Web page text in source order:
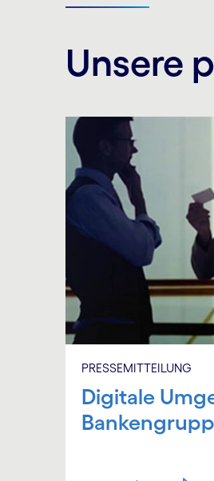
Unsere
PRESSEMITTEILUNG
Digitale